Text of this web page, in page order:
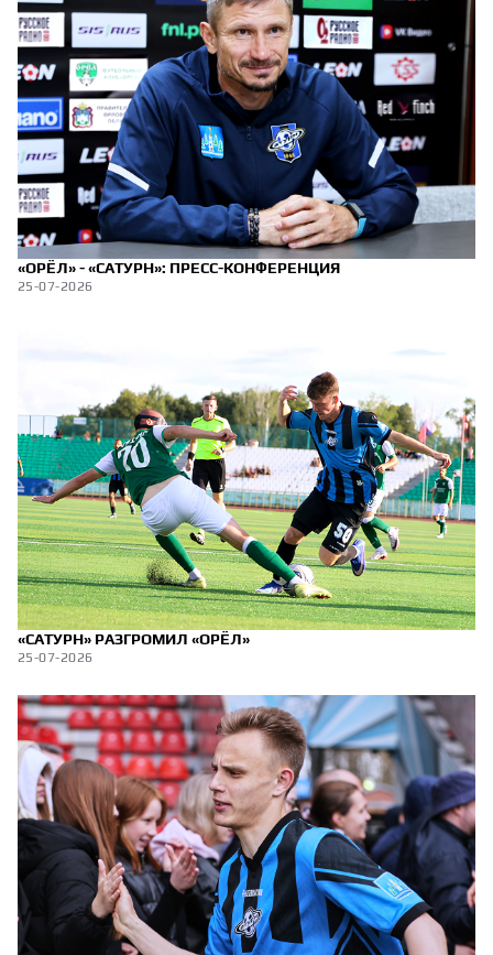
«ОРЁЛ» - «САТУРН»: ПРЕСС-КОНФЕРЕНЦИЯ
25-07-2026
«САТУРН» РАЗГРОМИЛ «ОРЁЛ»
25-07-2026